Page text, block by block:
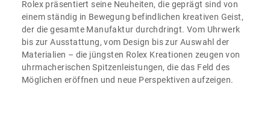
Rolex präsentiert seine Neuheiten, die geprägt sind von
einem ständig in Bewegung befindlichen kreativen Geist,
der die gesamte Manufaktur durchdringt. Vom Uhrwerk
bis zur Ausstattung, vom Design bis zur Auswahl der
Materialien – die jüngsten Rolex Kreationen zeugen von
uhrmacherischen Spitzenleistungen, die das Feld des
Möglichen eröffnen und neue Perspektiven aufzeigen.